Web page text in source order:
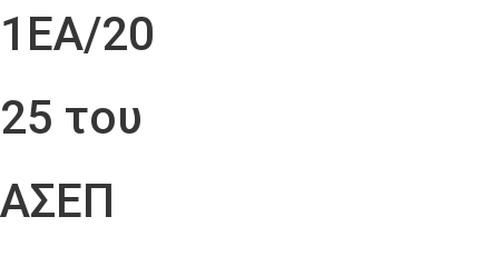
1ΕΑ/20
25 του
ΑΣΕΠ